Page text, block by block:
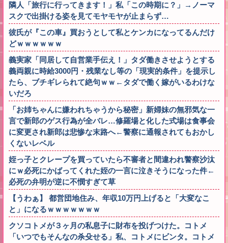
隣人「旅行に行ってきます！」私「この時期に？」→ノーマ
スクで出掛ける姿を見てモヤモヤが止まらず…
彼氏が『この車』買おうとして私とケンカになってるんだけ
どｗｗｗｗｗｗ
義実家「同居して自営業手伝え！」タダ働きさせようとする
義両親に時給3000円・残業なし等の「現実的条件」を提示し
たら、ブチギレられて絶句ｗｗ←タダで働く嫁がいるわけな
いだろ
「お姉ちゃんに嫌われちゃうから秘密」新婦妹の無邪気な一
言で新郎のゲス行為が全バレ…修羅場と化した式場は食事会
に変更され新郎は悲惨な末路へ←警察に通報されてもおかし
くないレベル
姪っ子とクレープを買っていたら不審者と間違われ警察沙汰
にｗ必死にかばってくれた姪の一言に泣きそうになった件←
必死の弁明が逆に不憫すぎて草
【うわぁ】 都営団地住み、年収10万円上げると「大変なこ
と」になるｗｗｗｗｗｗｗ
クソコトメが３ヶ月の私息子に財布を投げつけた。コトメ
「いつでもそんなの杀殳せる」私、コトメにビンタ。コトメ